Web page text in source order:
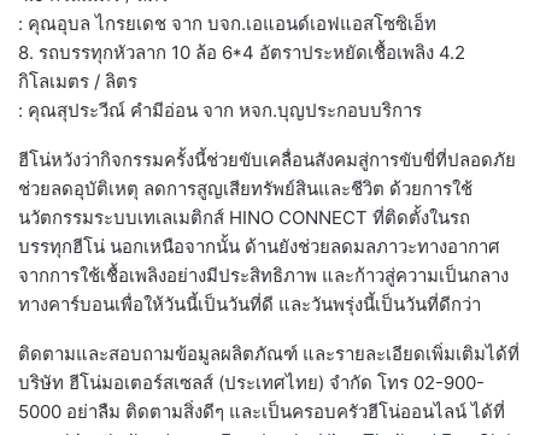
: คุณอุบล ไกรยเดช จาก บจก.เอแอนด์เอฟแอสโซซิเอ็ท
8. รถบรรทุกหัวลาก 10 ล้อ 6*4 อัตราประหยัดเชื้อเพลิง 4.2
กิโลเมตร / ลิตร
: คุณสุประวีณ์ คำมีอ่อน จาก หจก.บุญประกอบบริการ
ฮีโน่หวังว่ากิจกรรมครั้งนี้ช่วยขับเคลื่อนสังคมสู่การขับขี่ที่ปลอดภัย
ช่วยลดอุบัติเหตุ ลดการสูญเสียทรัพย์สินและชีวิต ด้วยการใช้
นวัตกรรมระบบเทเลเมติกส์ HINO CONNECT ที่ติดตั้งในรถ
บรรทุกฮีโน่ นอกเหนือจากนั้น ด้านยังช่วยลดมลภาวะทางอากาศ
จากการใช้เชื้อเพลิงอย่างมีประสิทธิภาพ และก้าวสู่ความเป็นกลาง
ทางคาร์บอนเพื่อให้วันนี้เป็นวันที่ดี และวันพรุ่งนี้เป็นวันที่ดีกว่า
ติดตามและสอบถามข้อมูลผลิตภัณฑ์ และรายละเอียดเพิ่มเติมได้ที่
บริษัท ฮีโน่มอเตอร์สเซลส์ (ประเทศไทย) จำกัด โทร 02-900-
5000 อย่าลืม ติดตามสิ่งดีๆ และเป็นครอบครัวฮีโน่ออนไลน์ ได้ที่